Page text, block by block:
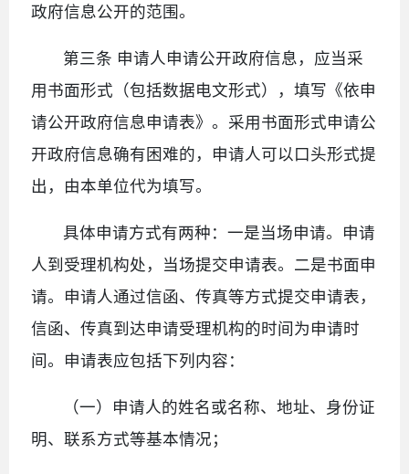
政府信息公开的范围。
第三条 申请人申请公开政府信息，应当采
用书面形式（包括数据电文形式），填写《依申
请公开政府信息申请表》。采用书面形式申请公
开政府信息确有困难的，申请人可以口头形式提
出，由本单位代为填写。
具体申请方式有两种：一是当场申请。申请
人到受理机构处，当场提交申请表。二是书面申
请。申请人通过信函、传真等方式提交申请表，
信函、传真到达申请受理机构的时间为申请时
间。申请表应包括下列内容：
（一）申请人的姓名或名称、地址、身份证
明、联系方式等基本情况；